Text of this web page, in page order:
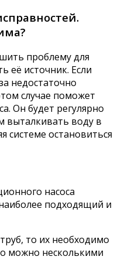
проблему для
её источник. Если
недостаточно
случае поможет
Он будет регулярно
выталкивать воду в
системе остановиться
насоса
подходящий и
то их необходимо
можно несколькими